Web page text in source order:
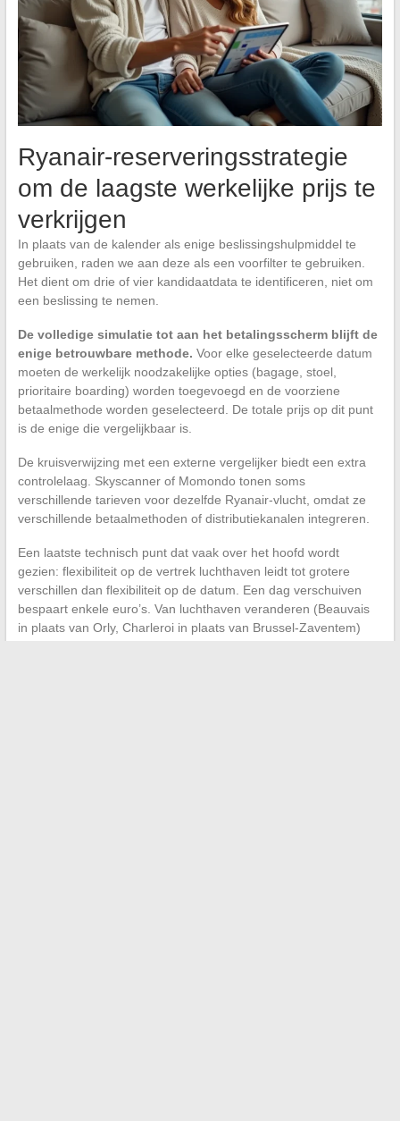
Ryanair-reserveringsstrategie
om de laagste werkelijke prijs te
verkrijgen
In plaats van de kalender als enige beslissingshulpmiddel te
gebruiken, raden we aan deze als een voorfilter te gebruiken.
Het dient om drie of vier kandidaatdata te identificeren, niet om
een beslissing te nemen.
De volledige simulatie tot aan het betalingsscherm blijft de
enige betrouwbare methode. Voor elke geselecteerde datum
moeten de werkelijk noodzakelijke opties (bagage, stoel,
prioritaire boarding) worden toegevoegd en de voorziene
betaalmethode worden geselecteerd. De totale prijs op dit punt
is de enige die vergelijkbaar is.
De kruisverwijzing met een externe vergelijker biedt een extra
controlelaag. Skyscanner of Momondo tonen soms
verschillende tarieven voor dezelfde Ryanair-vlucht, omdat ze
verschillende betaalmethoden of distributiekanalen integreren.
Een laatste technisch punt dat vaak over het hoofd wordt
gezien: flexibiliteit op de vertrek luchthaven leidt tot grotere
verschillen dan flexibiliteit op de datum. Een dag verschuiven
bespaart enkele euro’s. Van luchthaven veranderen (Beauvais
in plaats van Orly, Charleroi in plaats van Brussel-Zaventem)